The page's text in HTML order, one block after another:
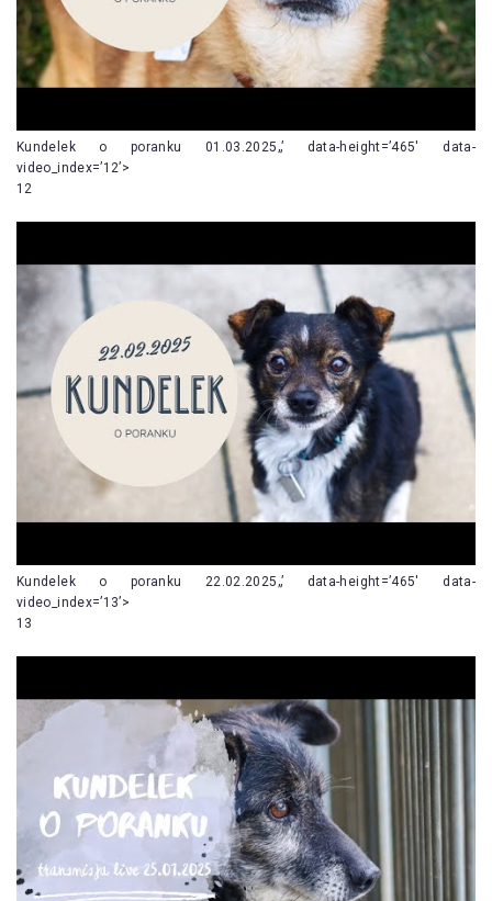
Kundelek o poranku 01.03.2025„’ data-height=’465′ data-
video_index=’12’>
12
Kundelek o poranku 22.02.2025„’ data-height=’465′ data-
video_index=’13’>
13